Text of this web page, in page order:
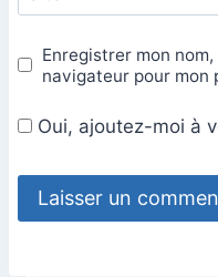
Enregistrer mon
navigateur pour mon
Oui, ajoutez-moi à